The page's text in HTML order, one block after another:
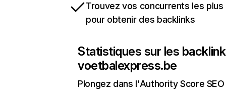
Trouvez vos concurrents les
pour obtenir des backlinks
Statistiques sur les
voetbalexpress.be
Plongez dans l'Authority Score